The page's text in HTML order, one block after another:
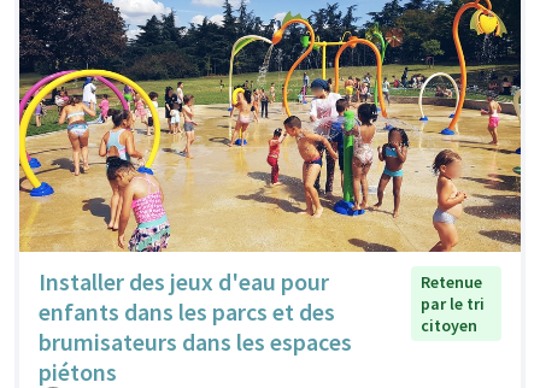
Installer des jeux d'eau pour
enfants dans les parcs et des
brumisateurs dans les espaces
piétons
Retenue
par le tri
citoyen